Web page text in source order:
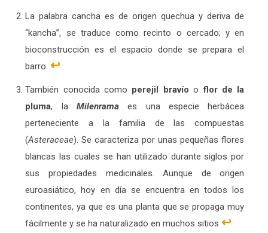
La palabra cancha es de origen quechua y deriva de
“kancha”, se traduce como recinto o cercado; y en
bioconstrucción es el espacio donde se prepara el
barro. ↩︎
También conocida como perejil bravío oflor de la
pluma, la Milenramaes una especie herbácea
perteneciente a la familia de las compuestas
(Asteraceae). Se caracteriza por unas pequeñas flores
blancas las cuales se han utilizado durante siglos por
sus propiedades medicinales.​ Aunque de origen
euroasiático, hoy en día se encuentra en todos los
continentes, ya que es una planta que se propaga muy
fácilmente y se ha naturalizado en muchos sitios ↩︎